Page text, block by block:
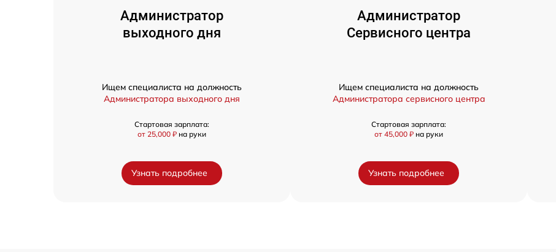
Администратор
выходного дня
Ищем специалиста на должность
Администратора выходного дня
Стартовая зарплата:
от 25,000 ₽ на руки
Узнать подробнее
Администратор
Сервисного центра
Ищем специалиста на должность
Администратора сервисного центра
Стартовая зарплата:
от 45,000 ₽ на руки
Узнать подробнее